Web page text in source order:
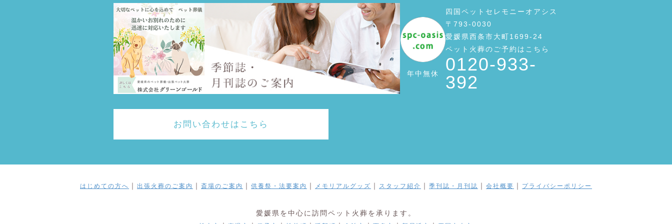
年中無休
四国ペットセレモニーオアシス
〒793-0030
愛媛県西条市大町1699-24
ペット火葬のご予約はこちら
0120-933-
392
お問い合わせはこちら
はじめての方へ ｜ 出張火葬のご案内 ｜ 斎場のご案内 ｜ 供養祭・法要案内 ｜ メモリアルグッズ ｜ スタッフ紹介 ｜ 季刊誌・月刊誌 ｜ 会社概要 ｜ プライバシーポリシー
愛媛県を中心に訪問ペット火葬を承ります。